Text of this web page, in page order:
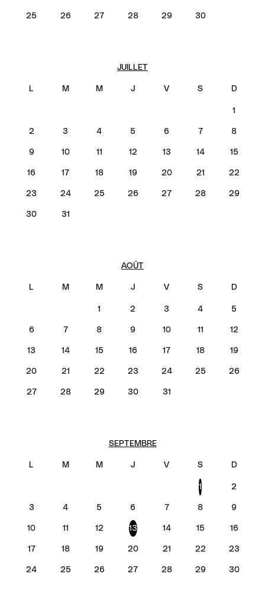
25 26 27 28 29 30
JUILLET
1
2 3 4 5 6 7 8
9 10 11 12 13 14 15
16 17 18 19 20 21 22
23 24 25 26 27 28 29
30 31
AOÛT
1 2 3 4 5
6 7 8 9 10 11 12
13 14 15 16 17 18 19
20 21 22 23 24 25 26
27 28 29 30 31
SEPTEMBRE
1 2
3 4 5 6 7 8 9
10 11 12 13 14 15 16
17 18 19 20 21 22 23
24 25 26 27 28 29 30